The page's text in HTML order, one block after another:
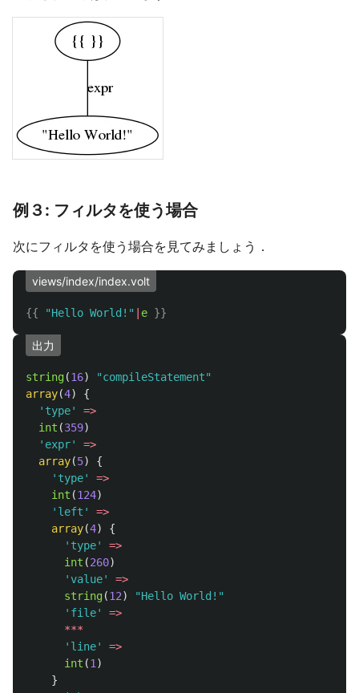
例３: フィルタを使う場合
次にフィルタを使う場合を見てみましょう．
views/index/index.volt
{{ "Hello World!" e }}
出力
string(16)
"compileStatement"
array(4)
{
'type'
=>
int (359)
'expr'
=>
array(5)
{
'type'
=>
int (124)
'left'
=>
array(4)
{
'type'
=>
int (260)
'value'
=>
string(12)
"Hello World!"
'file'
=>
***
'line'
=>
int (1 )
}